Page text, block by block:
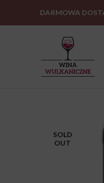
DARMOWA
SOLD
OUT